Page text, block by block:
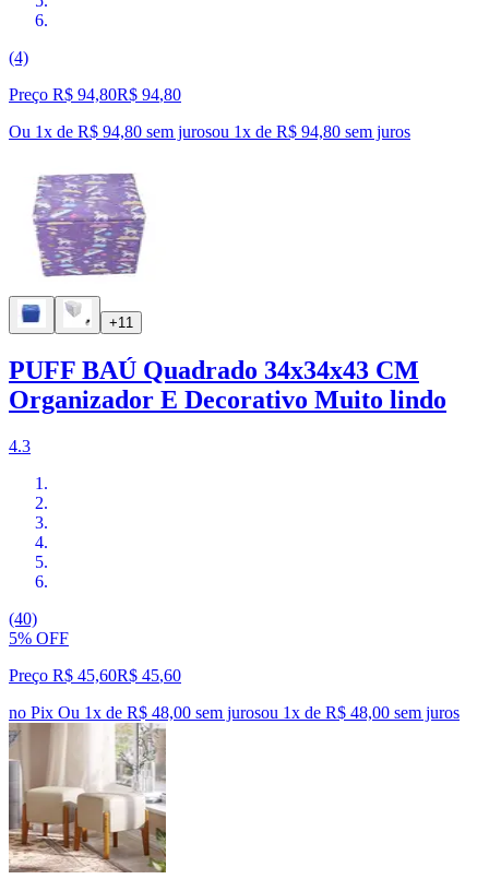
(4)
Preço R$ 94,80R$ 94,80
Ou 1x de R$ 94,80 sem jurosou 1x de R$ 94,80 sem juros
+11
PUFF BAÚ Quadrado 34x34x43 CM
Organizador E Decorativo Muito lindo
4.3
(40)
5% OFF
Preço R$ 45,60R$ 45,60
no Pix Ou 1x de R$ 48,00 sem jurosou 1x de R$ 48,00 sem juros